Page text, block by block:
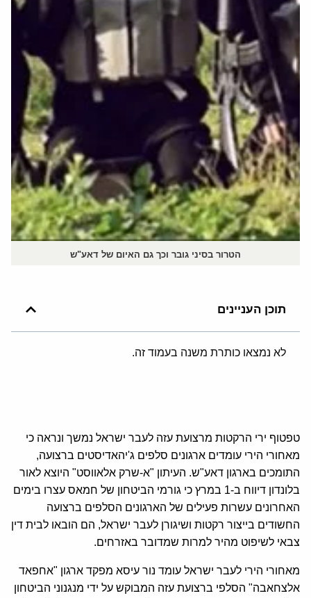
הטרור בסיני גובר וכך גם האיום של דאע"ש
תוכן העניינים
לא נמצאו כותרת משנה בעמוד זה.
טפטוף ירי הרקטות מרצועת עזה לעבר ישראל נמשך ונראה כי
מאחורי הירי עומדים ארגונים סלפים ג'יהאדיסטים ברצועה,
התומכים בארגון דאע"ש. העיתון "א-שרק אלאווסט" היוצא לאור
בלונדון דיווח ב-1 במרץ כי גורמי הביטחון של חמאס עצרו בימים
האחרונים עשרות פעילים של הארגונים הסלפים ברצועה
החשודים בייצור רקטות ושיגורן לעבר ישראל, הם הובאו לבית דין
צבאי לשיפוט מהיר למרות שמדובר באזרחים.
מאחורי הירי לעבר ישראל עומד נור עיסא מפקד ארגון "אחפאד
אלצחאבה" הסלפי ברצועת עזה המבוקש על ידי מנגנוני הביטחון